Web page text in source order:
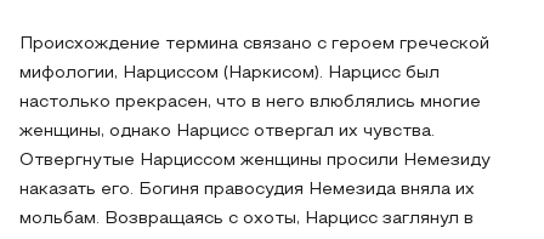
Происхождение термина связано с героем греческой
мифологии, Нарциссом (Наркисом). Нарцисс был
настолько прекрасен, что в него влюблялись многие
женщины, однако Нарцисс отвергал их чувства.
Отвергнутые Нарциссом женщины просили Немезиду
наказать его. Богиня правосудия Немезида вняла их
мольбам. Возвращаясь с охоты, Нарцисс заглянул в